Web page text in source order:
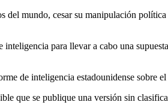
mundo, cesar su manipulación
para llevar a cabo una
de inteligencia estadounidense sobre
que se publique una versión sin